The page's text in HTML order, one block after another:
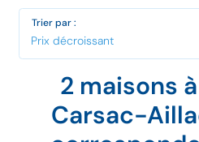
Trier par :
2 maisons
Carsac-